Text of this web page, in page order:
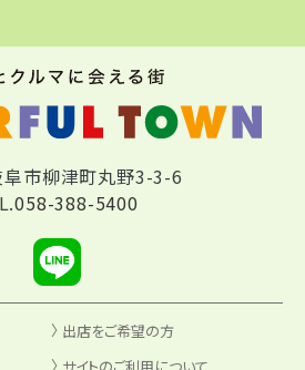
阜市柳津町丸野3-3-6
058-388-5400
出店をご希望の方